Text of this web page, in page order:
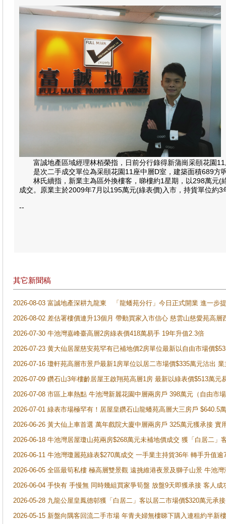
富誠地產區域經理林栢榮指，日前分行錄得新蒲崗采頤花園11
是次二手成交單位為采頤花園11座中層D室，建築面積689方
林氏續指，新業主為區外換樓客，睇樓約1星期，以298萬元(
成交。原業主於2009年7月以195萬元(綠表價)入市，持貨單位約
--
其它新聞稿
2026-08-03 富誠地產深耕九龍東 「龍蟠苑分行」今日正式開業 進一步
2026-08-02 差估署樓價連升13個月 帶動買家入市信心 慈雲山慈愛苑高層
2026-07-30 牛池灣嘉峰臺高層2房綠表價418萬易手 19年升值2.3倍
2026-07-23 黄大仙居屋慈安苑罕有已補地價2房單位最新以自由市場價
2026-07-16 瓊軒苑高層市景戶最新1房單位以居二市場價$335萬元沽出
2026-07-09 鑽石山3年樓齡居屋王啟翔苑高層1房 最新以綠表價$513萬元
2026-07-08 市區上車熱點 牛池灣新麗花園中層兩房戶 398萬元（自由市
2026-07-01 綠表市場極罕有！居屋皇鑽石山龍蟠苑高層大三房戶
2026-06-26 黃大仙上車首選 萬年戲院大廈中層兩房戶 325萬元獲承接 實
2026-06-18 牛池灣居屋瓊山苑兩房$268萬元未補地價成交 獲「白居二」
2026-06-11 牛池灣瓊麗苑綠表$270萬成交 一手業主持貨36年 轉手升值逾
2026-06-05 全區最筍私樓 極高層雙景觀 遠挑維港夜景及獅子山景 牛池
2026-06-04 手快有 手慢無 同時幾組買家爭筍盤 放盤9天即獲承接 客人
2026-05-28 九龍公屋皇鳳德邨獲「白居二」客以居二市場價$320萬元承接
2026-05-15 新盤向隅客回流二手市場 年青夫婦無樓睇下購入連租約半新